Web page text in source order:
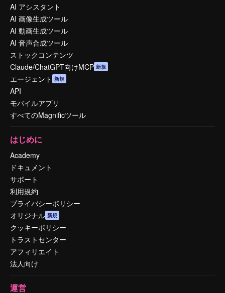
AI アシスタント
AI 画像生成ツール
AI 動画生成ツール
AI 音声合成ツール
ストックコンテンツ
Claude/ChatGPT向けMCP 新規
エージェント 新規
API
モバイルアプリ
すべてのMagnificツール
はじめに
Academy
ドキュメント
サポート
利用規約
プライバシーポリシー
オリジナル 新規
クッキーポリシー
トラストセンター
アフィリエイト
法人向け
運営